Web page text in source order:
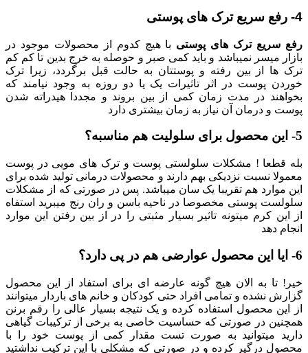
4- رفع سریع ترک های پوستی
رفع سریع ترک های پوستی با هیچ کدوم از محصولات موجود در
بازار میسر نمیباشد و باید کمی صبر و حوصله به خرج بدین تا کم کم
ترک ها از بین رفته و پوستتان به حالت قبل برگردد، زیرا ترک
خوردن پوست در اثر تاثیرات یک یا دو روزه به وجود نیامند که
بخواهند در مدت زمان کمی از بین بروند و مجددا هیدراته شدن
پوست و درمان آن نیاز به زمان بیشتری دارد
5- این محصول برای سلولیت هم مناسبه؟
بله قطعا ! مشکلات سلولستی پوست و ترک های مویی در پوست
معمولا نسبت نزدیکی بهم دارند و محصولات درمانی تولید شده برای
این موارد هم تقریبا یک سان میباشد. پس در صورتی که از مشکلات
سلولست پوستی مخصوصا در ناحیه باسن و ران رنج میبرید استفاه
از این کرم میتونه تاثیر بسیار مثبتی را در از بین رفتن این موارد
انجام دهد
6- ایا این محصول عوارضی هم در پی دارد؟
خیر! تا به الان هیچ گونه عارضه ای برای استفاد از این محصول
گزارش نشده و تمامی افراد حتی کودکان و خانم های باردار میتوانند
از این محصول استفاده کرده و یک نتیجه بسیار عالی را رقم برنن
همچنین در صورتی که حساسیت خاصی به برخی از ترکیبات گیاهی
دارید میتوانید به صورت تست مقدار کمی از پوست خود را با
محصول درگیر کرده و در صورتی که مشکلی با این ترکیب نداشتید